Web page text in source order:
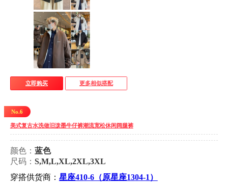
立即购买 更多相似搭配
No.6
美式复古水洗做旧泼墨牛仔裤潮流宽松休闲阔腿裤
颜色： 蓝色
尺码： S,M,L,XL,2XL,3XL
穿搭供货商： 星座410-6（原星座1304-1）